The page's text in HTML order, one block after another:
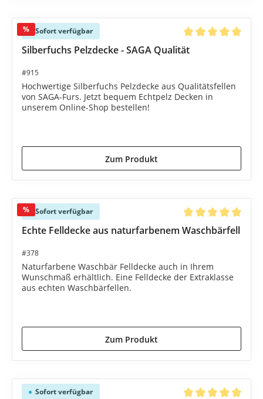
% Sofort verfügbar
Durchschnittliche
Silberfuchs Pelzdecke - SAGA Qualität
#915
Hochwertige Silberfuchs Pelzdecke aus Qualitätsfellen
von SAGA-Furs. Jetzt bequem Echtpelz Decken in
unserem Online-Shop bestellen!
Zum Produkt
% Sofort verfügbar
Durchschnittliche
Echte Felldecke aus naturfarbenem Waschbärfell
#378
Naturfarbene Waschbär Felldecke auch in Ihrem
Wunschmaß erhältlich. Eine Felldecke der Extraklasse
aus echten Waschbärfellen.
Zum Produkt
Sofort verfügbar